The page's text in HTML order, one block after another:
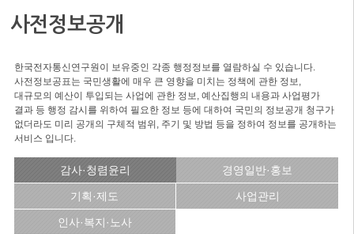
사전정보공개
한국전자통신연구원이 보유중인 각종 행정정보를 열람하실 수 있습니다.
사전정보공표는 국민생활에 매우 큰 영향을 미치는 정책에 관한 정보,
대규모의 예산이 투입되는 사업에 관한 정보, 예산집행의 내용과 사업평가
결과 등 행정 감시를 위하여 필요한 정보 등에 대하여 국민의 정보공개 청구가
없더라도 미리 공개의 구체적 범위, 주기 및 방법 등을 정하여 정보를 공개하는
서비스 입니다.
감사·청렴윤리 경영일반·홍보
기획·제도 사업관리
인사·복지·노사